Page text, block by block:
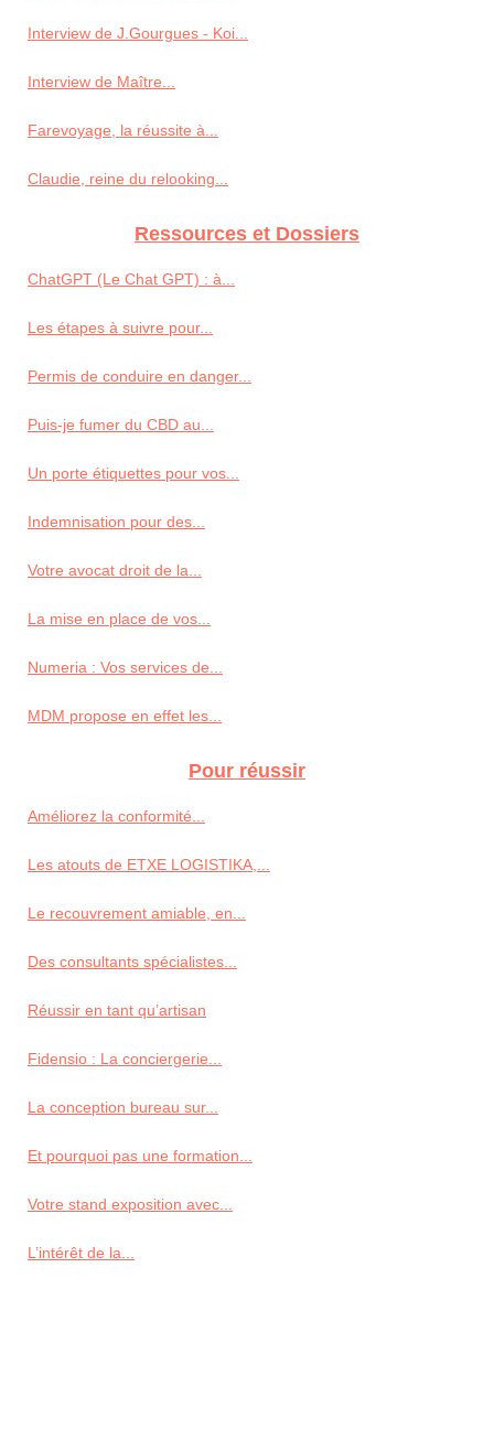
Interview de J.Gourgues - Koi...
Interview de Maître...
Farevoyage, la réussite à...
Claudie, reine du relooking...
Ressources et Dossiers
ChatGPT (Le Chat GPT) : à...
Les étapes à suivre pour...
Permis de conduire en danger...
Puis-je fumer du CBD au...
Un porte étiquettes pour vos...
Indemnisation pour des...
Votre avocat droit de la...
La mise en place de vos...
Numeria : Vos services de...
MDM propose en effet les...
Pour réussir
Améliorez la conformité...
Les atouts de ETXE LOGISTIKA,...
Le recouvrement amiable, en...
Des consultants spécialistes...
Réussir en tant qu’artisan
Fidensio : La conciergerie...
La conception bureau sur...
Et pourquoi pas une formation...
Votre stand exposition avec...
L’intérêt de la...